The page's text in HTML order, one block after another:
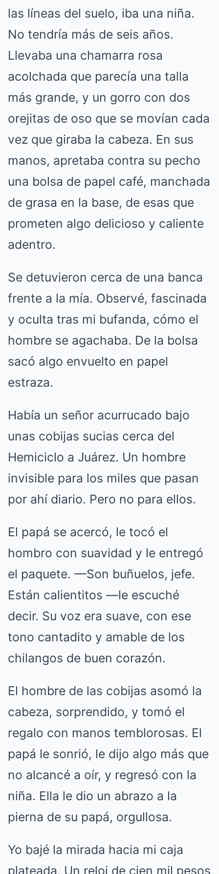
las líneas del suelo, iba una niña.
No tendría más de seis años.
Llevaba una chamarra rosa
acolchada que parecía una talla
más grande, y un gorro con dos
orejitas de oso que se movían cada
vez que giraba la cabeza. En sus
manos, apretaba contra su pecho
una bolsa de papel café, manchada
de grasa en la base, de esas que
prometen algo delicioso y caliente
adentro.
Se detuvieron cerca de una banca
frente a la mía. Observé, fascinada
y oculta tras mi bufanda, cómo el
hombre se agachaba. De la bolsa
sacó algo envuelto en papel
estraza.
Había un señor acurrucado bajo
unas cobijas sucias cerca del
Hemiciclo a Juárez. Un hombre
invisible para los miles que pasan
por ahí diario. Pero no para ellos.
El papá se acercó, le tocó el
hombro con suavidad y le entregó
el paquete. —Son buñuelos, jefe.
Están calientitos —le escuché
decir. Su voz era suave, con ese
tono cantadito y amable de los
chilangos de buen corazón.
El hombre de las cobijas asomó la
cabeza, sorprendido, y tomó el
regalo con manos temblorosas. El
papá le sonrió, le dijo algo más que
no alcancé a oír, y regresó con la
niña. Ella le dio un abrazo a la
pierna de su papá, orgullosa.
Yo bajé la mirada hacia mi caja
plateada. Un reloj de cien mil pesos